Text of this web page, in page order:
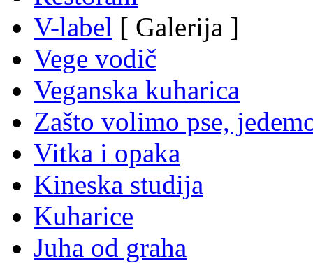
V-label [ Galerija ]
Vege vodič
Veganska kuharica
Zašto volimo pse,
Vitka i opaka
Kineska studija
Kuharice
Juha od graha